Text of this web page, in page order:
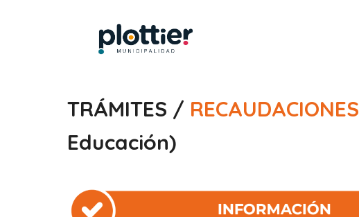
TRÁMITES / RECAUDACIONES
Educación)